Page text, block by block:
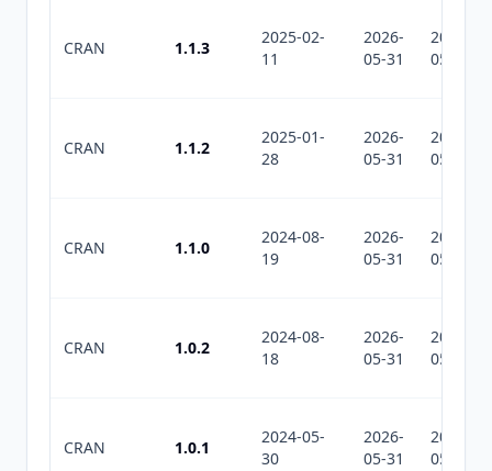
CRAN 1.1.3
2025-02-
11
2026-
05-31
2026-
05-31
CRAN 1.1.2
2025-01-
28
2026-
05-31
2026-
05-31
CRAN 1.1.0
2024-08-
19
2026-
05-31
2026-
05-31
CRAN 1.0.2
2024-08-
18
2026-
05-31
2026-
05-31
CRAN 1.0.1
2024-05-
30
2026-
05-31
2026-
05-31